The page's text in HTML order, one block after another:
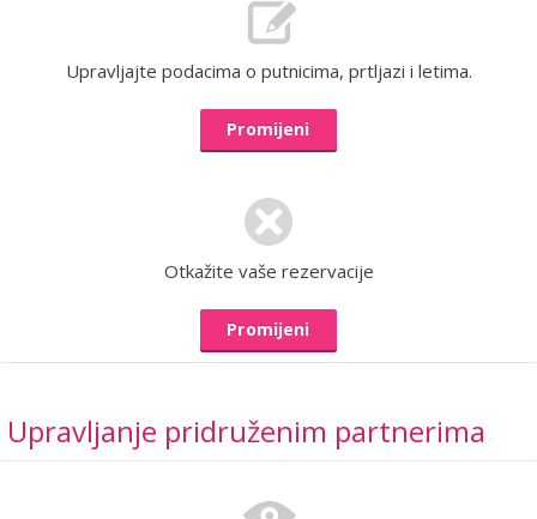
Upravljajte podacima o putnicima, prtljazi i letima.
Promijeni
Otkažite vaše rezervacije
Promijeni
Upravljanje pridruženim partnerima